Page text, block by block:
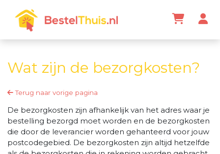
Wat zijn de bezorgkosten?
Terug naar vorige pagina
De bezorgkosten zijn afhankelijk van het adres waar je
bestelling bezorgd moet worden en de bezorgkosten
die door de leverancier worden gehanteerd voor jouw
postcodegebied. De bezorgkosten zijn altijd hetzelfde